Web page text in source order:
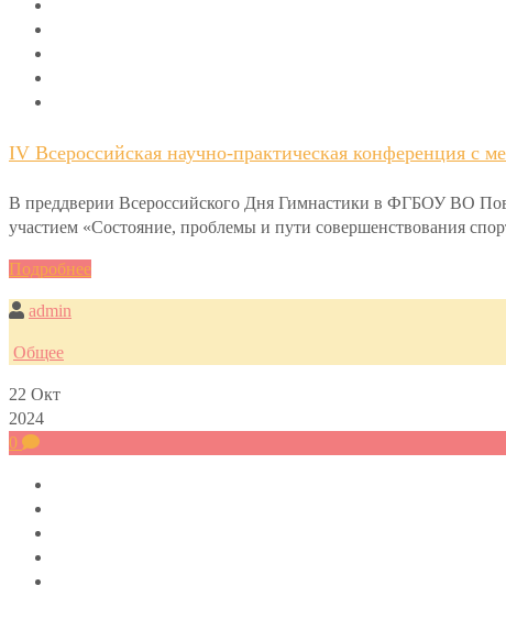
IV Всероссийская научно-практическая конференция с
В преддверии Всероссийского Дня Гимнастики в ФГБОУ ВО
участием «Состояние, проблемы и пути совершенствования
Подробнее
admin
Общее
22 Окт
2024
0